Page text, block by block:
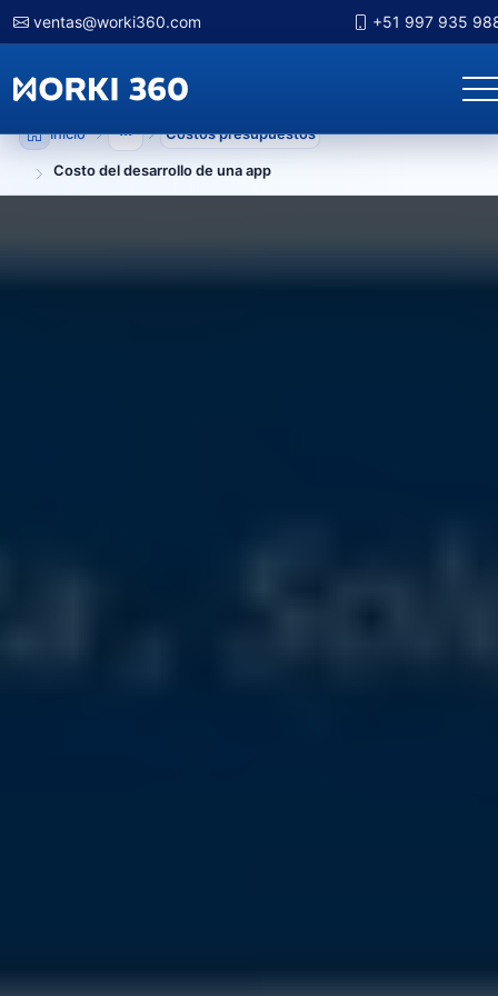
ventas@worki360.com +51 997 935
Inicio Mostrar niveles anteriores
Costos presupuestos
Costo del desarrollo de una app